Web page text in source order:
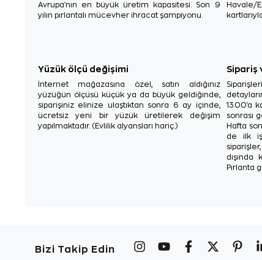
Avrupa'nın en büyük üretim kapasitesi. Son 9
yılın pırlantalı mücevher ihracat şampiyonu.
Yüzük ölçü değişimi
İnternet mağazasına özel, satın aldığınız
yüzüğün ölçüsü küçük ya da büyük geldiğinde,
siparişiniz elinize ulaştıktan sonra 6 ay içinde,
ücretsiz yeni bir yüzük üretilerek değişim
yapılmaktadır. (Evlilik alyansları hariç.)
Sipariş
13.00'a
sonrası
Hafta
de ilk iş
Pırlanta
Bizi Takip Edin